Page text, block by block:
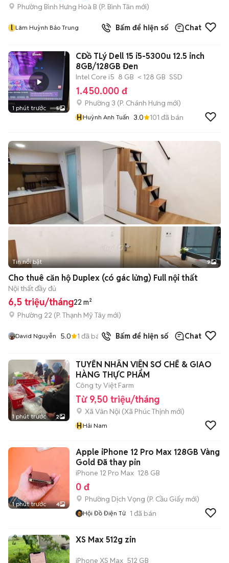
Phường Bình Hưng Hoà B (P. Bình Tân mới)
l Lâm Huỳnh Bảo Trung Bấm để hiện số Chat
1 phút trước 5
CĐồ TLý Dell 15 i5-5300u 12.5 inch
8GB/128GB Đen
Intel Core i5 8 GB < 128 GB SSD
1.450.000 đ
Phường 3 (P. Chánh Hưng mới)
HHuỳnh Anh Tuấn 3.0 101 đã bán
+2
Tin nổi bật 9
Cho thuê căn hộ Duplex (có gác lửng) Full nội thất
Nội thất đầy đủ
6,5 triệu/tháng22 m²
Phường 22 (P. Thạnh Mỹ Tây mới)
David Nguyễn 5.0 1 đã bán Bấm để hiện số Chat
1 phút trước 2
TUYỂN NHÂN VIÊN SƠ CHẾ & GIAO
HÀNG THỰC PHẨM
Công ty Việt Farm
Từ 9,50 triệu/tháng
Xã Vân Nội (Xã Phúc Thịnh mới)
HHải Nam
1 phút trước 4
Apple iPhone 12 Pro Max 128GB Vàng
Gold Đã thay pin
iPhone 12 Pro Max 128 GB
0 đ
Phường Dịch Vọng (P. Cầu Giấy mới)
Hội Đồ Điện Tử 1 đã bán
XS Max 512g zin
iPhone XS Max 512 GB